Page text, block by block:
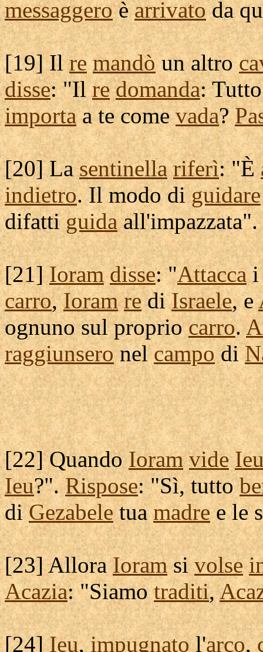
messaggeroèarrivatoda
[19] Ilre mandòun altro
disse: "Ilre domanda:
importaa te comevada?
[20] Lasentinella riferì: "È
indietro. Il modo diguidare
difattiguidaall'impazzata".
[21]Ioram disse: "Attacca
carro,Ioram rediIsraele, e
ognuno sul propriocarro.
raggiunseronelcampodi
[22] QuandoIoram vide
Ieu?".Rispose: "Sì, tutto
diGezabeletuamadree le
[23] AlloraIoramsivolse
Acazia: "Siamotraditi,
[24]Ieu,impugnatol'arco,